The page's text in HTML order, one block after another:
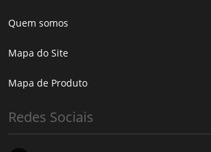
Quem somos
Mapa do Site
Mapa de Produto
Redes Sociais